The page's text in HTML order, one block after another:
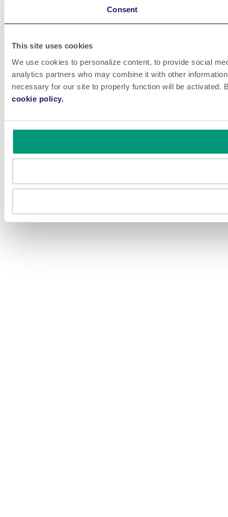
Consent
This site uses cookies
We use cookies to personalize content, to provide social
analytics partners who may combine it with other
necessary for our site to properly function will be
cookie policy.